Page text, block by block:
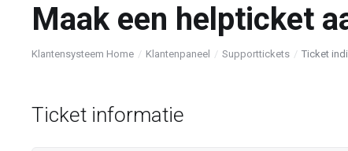
Maak een helpticket
Klantensysteem Home Klantenpaneel Supporttickets Ticket
Ticket informatie